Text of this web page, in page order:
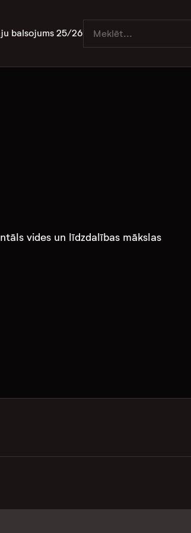
balsojums 25/26
vides un līdzdalības mākslas